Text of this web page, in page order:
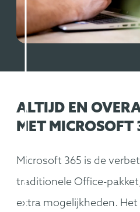
ALTIJD EN
MET MICROSOFT
Microsoft 365 is de
traditionele Office-
extra mogelijkheden. Het